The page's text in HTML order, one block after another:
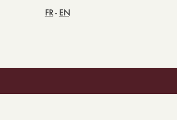
FR- EN